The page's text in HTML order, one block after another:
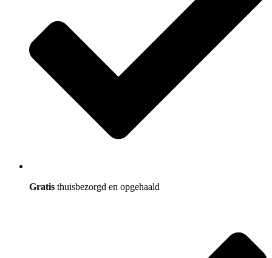
Gratis thuisbezorgd en opgehaald